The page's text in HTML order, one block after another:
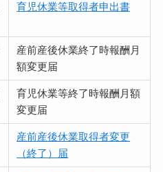
育児休業等取得者申出書
産前産後休業終了時報酬月
額変更届
育児休業等終了時報酬月額
変更届
産前産後休業取得者変更
（終了）届